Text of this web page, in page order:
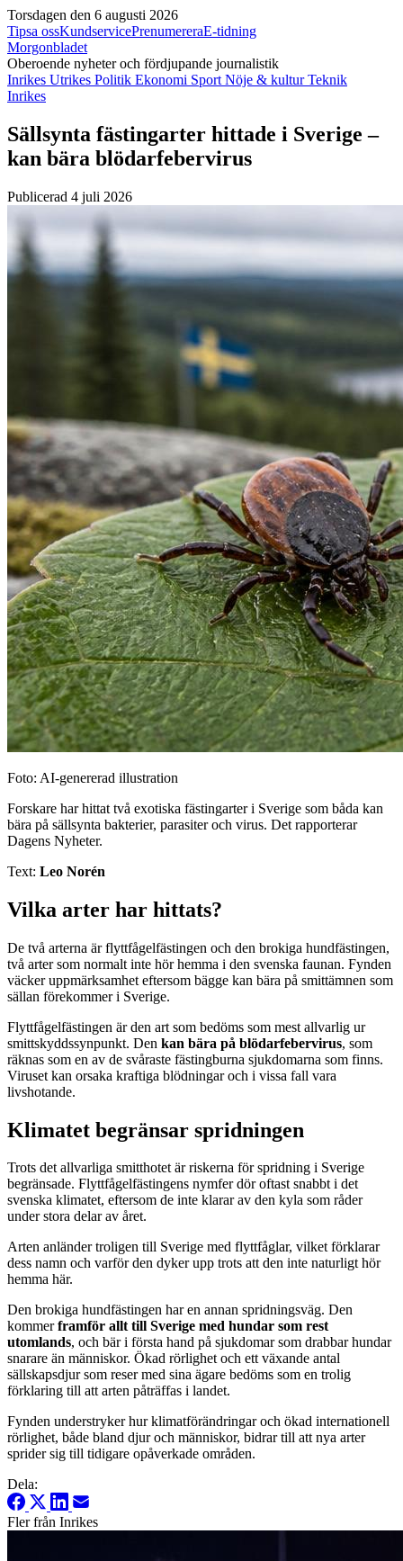
Torsdagen den 6 augusti 2026
Tipsa ossKundservicePrenumereraE-tidning
Morgonbladet
Oberoende nyheter och fördjupande journalistik
Inrikes Utrikes Politik Ekonomi Sport Nöje & kulturTeknik
Inrikes
Sällsynta fästingarter hittade i Sverige –
kan bära blödarfebervirus
Publicerad 4 juli 2026
Foto: AI-genererad illustration
Forskare har hittat två exotiska fästingarter i Sverige som båda kan
bära på sällsynta bakterier, parasiter och virus. Det rapporterar
Dagens Nyheter.
Text: Leo Norén
Vilka arter har hittats?
De två arterna är flyttfågelfästingen och den brokiga hundfästingen,
två arter som normalt inte hör hemma i den svenska faunan. Fynden
väcker uppmärksamhet eftersom bägge kan bära på smittämnen som
sällan förekommer i Sverige.
Flyttfågelfästingen är den art som bedöms som mest allvarlig ur
smittskyddssynpunkt. Den kan bära på blödarfebervirus, som
räknas som en av de svåraste fästingburna sjukdomarna som finns.
Viruset kan orsaka kraftiga blödningar och i vissa fall vara
livshotande.
Klimatet begränsar spridningen
Trots det allvarliga smitthotet är riskerna för spridning i Sverige
begränsade. Flyttfågelfästingens nymfer dör oftast snabbt i det
svenska klimatet, eftersom de inte klarar av den kyla som råder
under stora delar av året.
Arten anländer troligen till Sverige med flyttfåglar, vilket förklarar
dess namn och varför den dyker upp trots att den inte naturligt hör
hemma här.
Den brokiga hundfästingen har en annan spridningsväg. Den
kommerframför allt till Sverige med hundar som rest
utomlands, och bär i första hand på sjukdomar som drabbar hundar
snarare än människor. Ökad rörlighet och ett växande antal
sällskapsdjur som reser med sina ägare bedöms som en trolig
förklaring till att arten påträffas i landet.
Fynden understryker hur klimatförändringar och ökad internationell
rörlighet, både bland djur och människor, bidrar till att nya arter
sprider sig till tidigare opåverkade områden.
Dela:
Fler från Inrikes